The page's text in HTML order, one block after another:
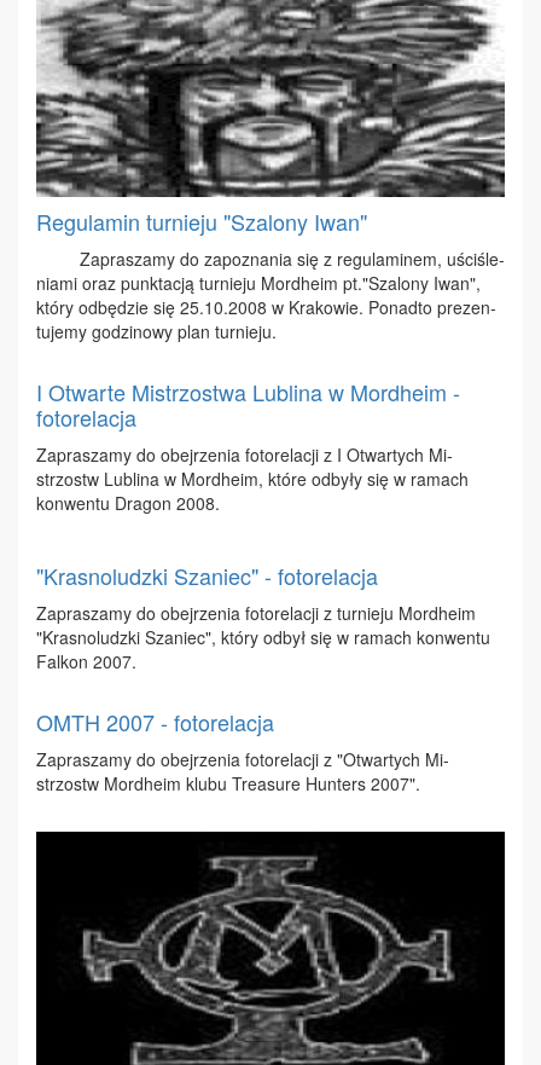
Regulamin turnieju "Szalony Iwan"
Za­pra­sza­my do za­po­zna­nia się z re­gu­la­mi­nem, uści­śle­
nia­mi oraz punk­ta­cją tur­nie­ju Mor­dhe­im pt."Sza­lo­ny Iwan",
któ­ry od­bę­dzie się 25.10.2008 w Kra­ko­wie. Po­nad­to pre­zen­
tu­je­my go­dzi­no­wy plan tur­nie­ju.
I Otwarte Mistrzostwa Lublina w Mordheim -
fotorelacja
Za­pra­sza­my do obej­rze­nia fo­to­re­la­cji z I Otwar­tych Mi­
strzostw Lu­bli­na w Mor­dhe­im, któ­re od­by­ły się w ra­mach
kon­wen­tu Dra­gon 2008.
"Krasnoludzki Szaniec" - fotorelacja
Za­pra­sza­my do obej­rze­nia fo­to­re­la­cji z tur­nie­ju Mor­dhe­im
"Kra­sno­ludz­ki Sza­niec", któ­ry od­był się w ra­mach kon­wen­tu
Fal­kon 2007.
OMTH 2007 - fotorelacja
Za­pra­sza­my do obej­rze­nia fo­to­re­la­cji z "Otwar­tych Mi­
strzostw Mor­dhe­im klu­bu Tre­asu­re Hun­ters 2007".